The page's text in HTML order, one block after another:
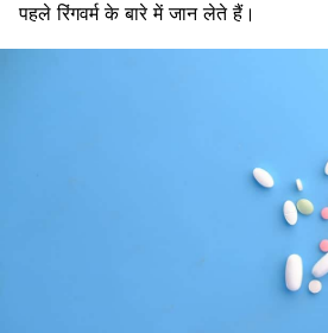
पहले रिंगवर्म के बारे में जान लेते हैं।